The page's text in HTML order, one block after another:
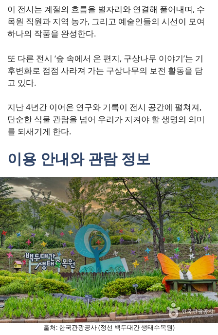
이 전시는 계절의 흐름을 별자리와 연결해 풀어내며, 수
목원 직원과 지역 농가, 그리고 예술인들의 시선이 모여
하나의 작품을 완성한다.
또 다른 전시 ‘숲 속에서 온 편지, 구상나무 이야기’는 기
후변화로 점점 사라져 가는 구상나무의 보전 활동을 담
고 있다.
지난 4년간 이어온 연구와 기록이 전시 공간에 펼쳐져,
단순한 식물 관람을 넘어 우리가 지켜야 할 생명의 의미
를 되새기게 한다.
이용 안내와 관람 정보
출처: 한국관광공사 (정선 백두대간 생태수목원)